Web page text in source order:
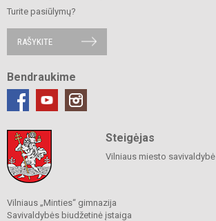
Turite pasiūlymų?
RAŠYKITE
Bendraukime
Steigėjas
Vilniaus miesto savivaldybė
Vilniaus „Minties“ gimnazija
Savivaldybės biudžetinė įstaiga